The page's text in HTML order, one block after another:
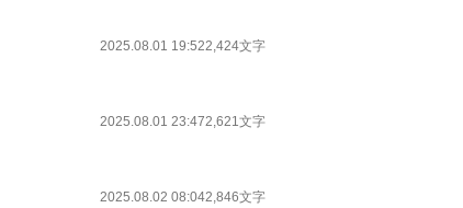
2025.08.01 19:522,424文字
2025.08.01 23:472,621文字
2025.08.02 08:042,846文字